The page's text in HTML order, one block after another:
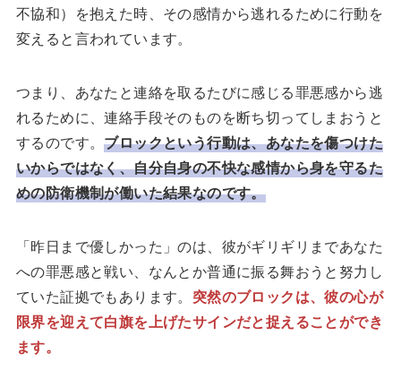
不協和）を抱えた時、その感情から逃れるために行動を
変えると言われています。
つまり、あなたと連絡を取るたびに感じる罪悪感から逃
れるために、連絡手段そのものを断ち切ってしまおうと
するのです。ブロックという行動は、あなたを傷つけた
いからではなく、自分自身の不快な感情から身を守るた
めの防衛機制が働いた結果なのです。
「昨日まで優しかった」のは、彼がギリギリまであなた
への罪悪感と戦い、なんとか普通に振る舞おうと努力し
ていた証拠でもあります。 突然のブロックは、彼の心が
限界を迎えて白旗を上げたサインだと捉えることができ
ます。